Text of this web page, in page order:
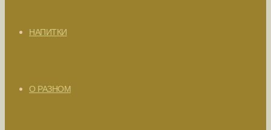
НАПИТКИ
О РАЗНОМ